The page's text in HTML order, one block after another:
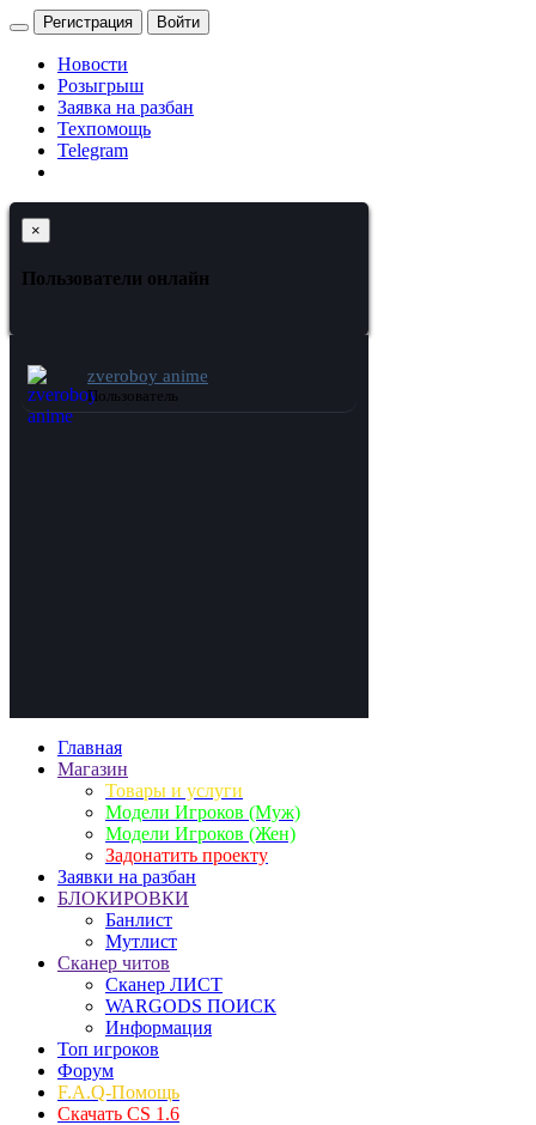
Регистрация Войти
Новости
Розыгрыш
Заявка на разбан
Техпомощь
Telegram
×
Пользователи онлайн
zveroboy anime
Пользователь
Главная
Магазин
Товары и услуги
Модели Игроков (Муж)
Модели Игроков (Жен)
Задонатить проекту
Заявки на разбан
БЛОКИРОВКИ
Банлист
Мутлист
Cканер читов
Cканер ЛИСТ
WARGODS ПОИСК
Информация
Топ игроков
Форум
F.A.Q-Помощь
Скачать CS 1.6